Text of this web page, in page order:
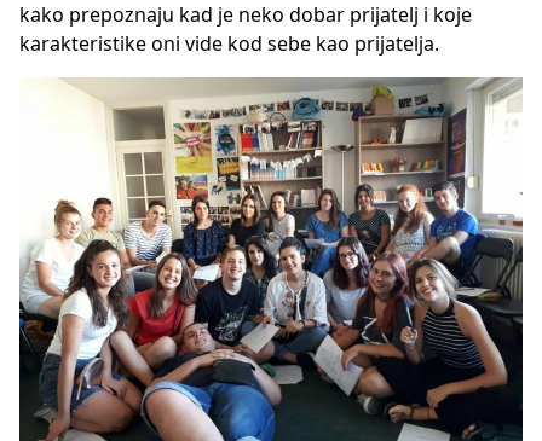
kako prepoznaju kad je neko dobar prijatelj i koje
karakteristike oni vide kod sebe kao prijatelja.